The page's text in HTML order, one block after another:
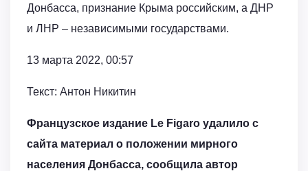
Донбасса, признание Крыма российским, а ДНР
и ЛНР – независимыми государствами.
13 марта 2022, 00:57
Текст: Антон Никитин
Французское издание Le Figaro удалило с
сайта материал о положении мирного
населения Донбасса, сообщила автор